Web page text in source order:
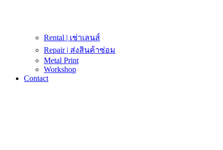
Rental | เช่าเลนส์
Repair | ส่งสินค้าซ่อม
Metal Print
Workshop
Contact